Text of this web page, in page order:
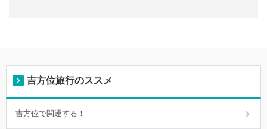
吉方位旅行のススメ
吉方位で開運する！